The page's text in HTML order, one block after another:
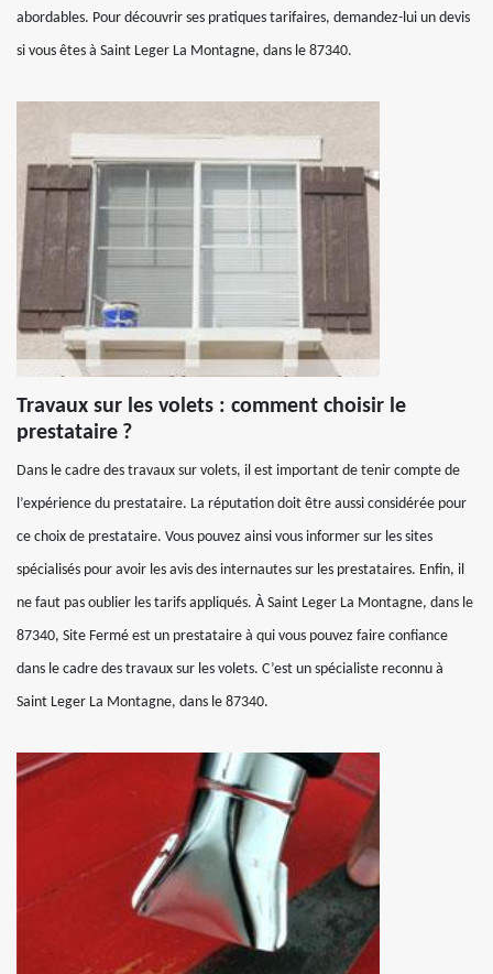
abordables. Pour découvrir ses pratiques tarifaires, demandez-lui un devis
si vous êtes à Saint Leger La Montagne, dans le 87340.
Travaux sur les volets : comment choisir le
prestataire ?
Dans le cadre des travaux sur volets, il est important de tenir compte de
l’expérience du prestataire. La réputation doit être aussi considérée pour
ce choix de prestataire. Vous pouvez ainsi vous informer sur les sites
spécialisés pour avoir les avis des internautes sur les prestataires. Enfin, il
ne faut pas oublier les tarifs appliqués. À Saint Leger La Montagne, dans le
87340, Site Fermé est un prestataire à qui vous pouvez faire confiance
dans le cadre des travaux sur les volets. C’est un spécialiste reconnu à
Saint Leger La Montagne, dans le 87340.